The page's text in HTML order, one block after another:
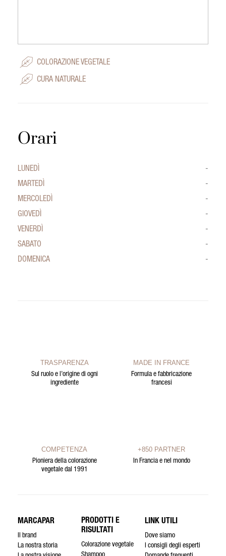
COLORAZIONE VEGETALE
CURA NATURALE
Orari
LUNEDÌ
-
MARTEDÌ
-
MERCOLEDÌ
-
GIOVEDÌ
-
VENERDÌ
-
SABATO
-
DOMENICA
-
TRASPARENZA
Sul ruolo e l’origine di ogni
ingrediente
MADE IN FRANCE
Formula e fabbricazione
francesi
COMPETENZA
Pioniera della colorazione
vegetale dal 1991
+850 PARTNER
In Francia e nel mondo
MARCAPAR
Il brand
La nostra storia
PRODOTTI E
RISULTATI
Colorazione vegetale
LINK UTILI
Dove siamo
I consigli degli esperti